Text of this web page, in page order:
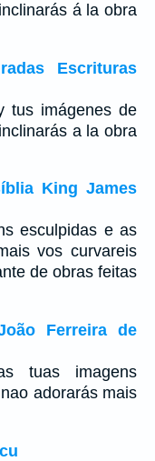
á la obra
Escrituras
tus imágenes de
a la obra
King James
esculpidas e as
vos curvareis
de obras feitas
Ferreira de
tuas imagens
adorarás mais